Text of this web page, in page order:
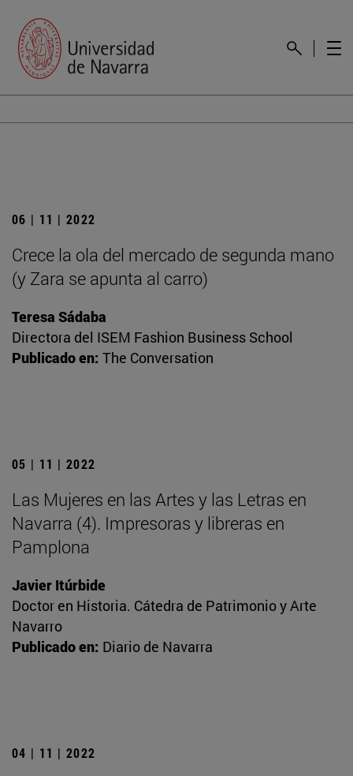
06 | 11 | 2022
Crece la ola del mercado de segunda mano
(y Zara se apunta al carro)
Teresa Sádaba
Directora del ISEM Fashion Business School
Publicado en: The Conversation
05 | 11 | 2022
Las Mujeres en las Artes y las Letras en
Navarra (4). Impresoras y libreras en
Pamplona
Javier Itúrbide
Doctor en Historia. Cátedra de Patrimonio y Arte
Navarro
Publicado en: Diario de Navarra
04 | 11 | 2022